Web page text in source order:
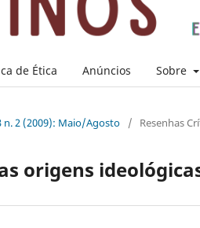
de Ética Anúncios Sobre
n. 2 (2009): Maio/Agosto / Resenhas
origens